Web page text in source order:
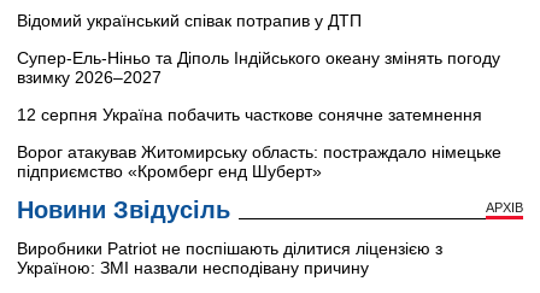
Відомий український співак потрапив у ДТП
Супер-Ель-Ніньо та Діполь Індійського океану змінять погоду
взимку 2026–2027
12 серпня Україна побачить часткове сонячне затемнення
Ворог атакував Житомирську область: постраждало німецьке
підприємство «Кромберг енд Шуберт»
Новини Звідусіль АРХІВ
Виробники Patriot не поспішають ділитися ліцензією з
Україною: ЗМІ назвали несподівану причину